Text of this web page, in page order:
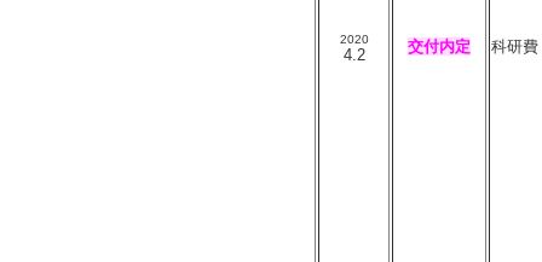
2020
4.2 交付内定 科研費